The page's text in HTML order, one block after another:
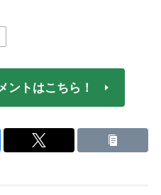
ントはこちら！